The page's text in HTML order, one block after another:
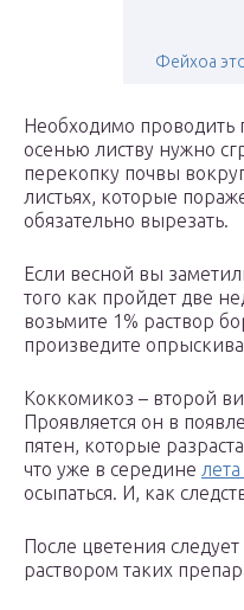
Фейхоа
Необходимо
осенью листву нужно
перекопку почвы
листьях, которые
обязательно вырезать.
Если весной вы
того как пройдет две
возьмите 1% раствор
произведите
Коккомикоз – второй
Проявляется он в
пятен, которые
что уже в середине
осыпаться. И, как
После цветения
раствором таких